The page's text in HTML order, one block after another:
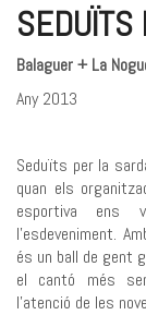
SEDUÏTS
Balaguer + La
Any 2013
Seduïts per la
quan els
esportiva ens
l’esdeveniment.
és un ball de gent
el cantó més
l’atenció de les